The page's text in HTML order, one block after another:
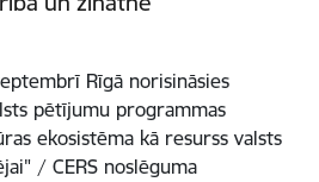
Rīgā norisināsies
pētījumu programmas
ekosistēma kā resurss valsts
/ CERS noslēguma